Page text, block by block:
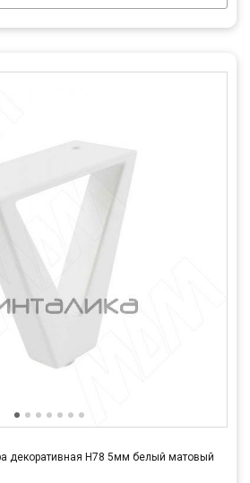
декоративная H78 5мм белый матовый